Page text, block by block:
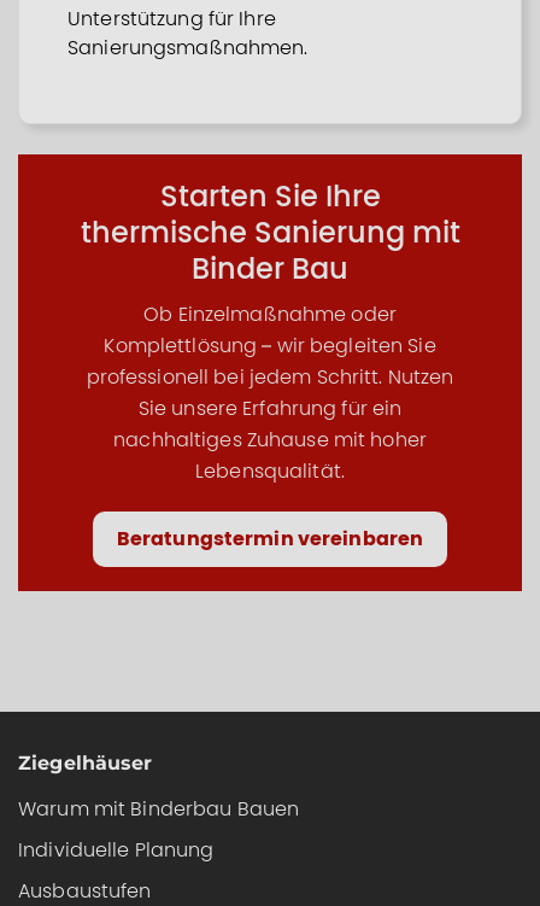
Unterstützung für Ihre
Sanierungsmaßnahmen.
Starten Sie Ihre
thermische Sanierung mit
Binder Bau
Ob Einzelmaßnahme oder
Komplettlösung – wir begleiten Sie
professionell bei jedem Schritt. Nutzen
Sie unsere Erfahrung für ein
nachhaltiges Zuhause mit hoher
Lebensqualität.
Beratungstermin vereinbaren
Ziegelhäuser
Warum mit Binderbau Bauen
Individuelle Planung
Ausbaustufen